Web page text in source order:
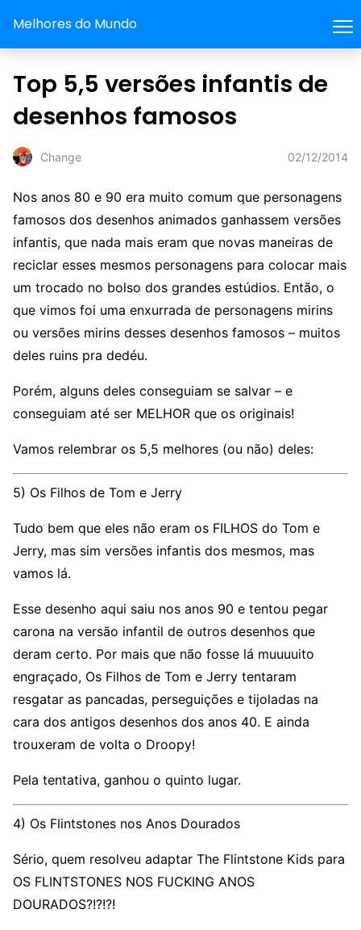
Melhores do Mundo
Top 5,5 versões infantis de
desenhos famosos
Change 02/12/2014
Nos anos 80 e 90 era muito comum que personagens
famosos dos desenhos animados ganhassem versões
infantis, que nada mais eram que novas maneiras de
reciclar esses mesmos personagens para colocar mais
um trocado no bolso dos grandes estúdios. Então, o
que vimos foi uma enxurrada de personagens mirins
ou versões mirins desses desenhos famosos – muitos
deles ruins pra dedéu.
Porém, alguns deles conseguiam se salvar – e
conseguiam até ser MELHOR que os originais!
Vamos relembrar os 5,5 melhores (ou não) deles:
5) Os Filhos de Tom e Jerry
Tudo bem que eles não eram os FILHOS do Tom e
Jerry, mas sim versões infantis dos mesmos, mas
vamos lá.
Esse desenho aqui saiu nos anos 90 e tentou pegar
carona na versão infantil de outros desenhos que
deram certo. Por mais que não fosse lá muuuuito
engraçado, Os Filhos de Tom e Jerry tentaram
resgatar as pancadas, perseguições e tijoladas na
cara dos antigos desenhos dos anos 40. E ainda
trouxeram de volta o Droopy!
Pela tentativa, ganhou o quinto lugar.
4) Os Flintstones nos Anos Dourados
Sério, quem resolveu adaptar The Flintstone Kids para
OS FLINTSTONES NOS FUCKING ANOS
DOURADOS?!?!?!